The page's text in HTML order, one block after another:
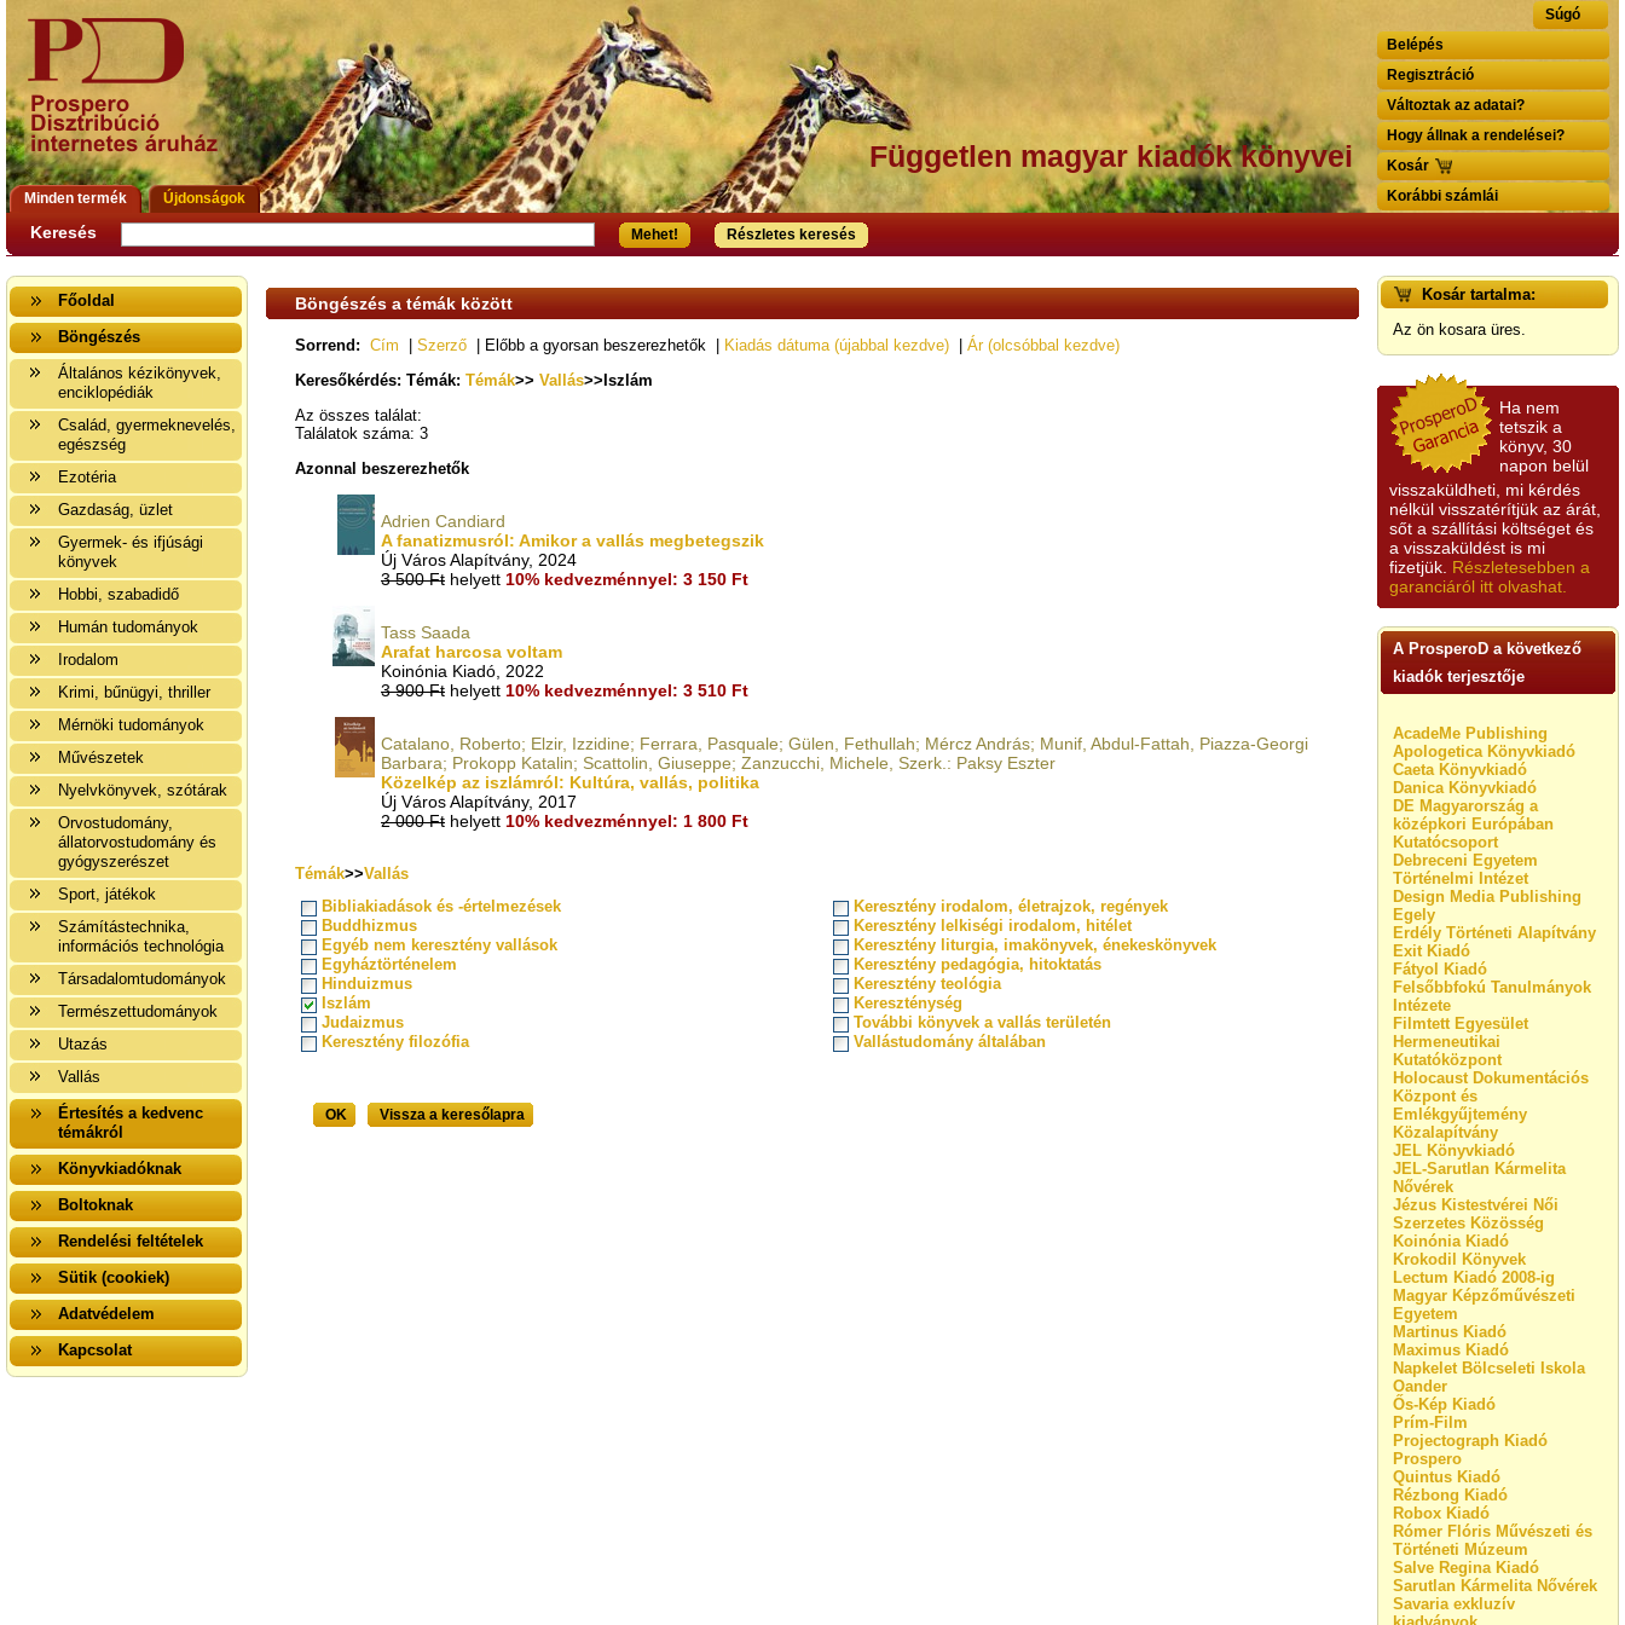
Súgó
Belépés
Regisztráció
Változtak az adatai?
Hogy állnak a rendelései?
Kosár
Korábbi számlái
Független magyar kiadók könyvei
Minden termék Újdonságok
Keresés Mehet! Részletes keresés
Főoldal
Böngészés
Általános kézikönyvek,
enciklopédiák
Család, gyermeknevelés,
egészség
Ezotéria
Gazdaság, üzlet
Gyermek- és ifjúsági
könyvek
Hobbi, szabadidő
Humán tudományok
Irodalom
Krimi, bűnügyi, thriller
Mérnöki tudományok
Művészetek
Nyelvkönyvek, szótárak
Orvostudomány,
állatorvostudomány és
gyógyszerészet
Sport, játékok
Számítástechnika,
információs technológia
Társadalomtudományok
Természettudományok
Utazás
Vallás
Értesítés a kedvenc
témákról
Könyvkiadóknak
Boltoknak
Rendelési feltételek
Sütik (cookiek)
Adatvédelem
Kapcsolat
Kosár tartalma:
Az ön kosara üres.
Ha nem
tetszik a
könyv, 30
napon belül
visszaküldheti, mi kérdés
nélkül visszatérítjük az árát,
sőt a szállítási költséget és
a visszaküldést is mi
fizetjük. Részletesebben a
garanciáról itt olvashat.
A ProsperoD a következő
kiadók terjesztője
AcadeMe Publishing
Apologetica Könyvkiadó
Caeta Könyvkiadó
Danica Könyvkiadó
DE Magyarország a
középkori Európában
Kutatócsoport
Debreceni Egyetem
Történelmi Intézet
Design Media Publishing
Egely
Erdély Történeti Alapítvány
Exit Kiadó
Fátyol Kiadó
Felsőbbfokú Tanulmányok
Intézete
Filmtett Egyesület
Hermeneutikai
Kutatóközpont
Holocaust Dokumentációs
Központ és
Emlékgyűjtemény
Közalapítvány
JEL Könyvkiadó
JEL-Sarutlan Kármelita
Nővérek
Jézus Kistestvérei Női
Szerzetes Közösség
Koinónia Kiadó
Krokodil Könyvek
Lectum Kiadó 2008-ig
Magyar Képzőművészeti
Egyetem
Martinus Kiadó
Maximus Kiadó
Napkelet Bölcseleti Iskola
Oander
Ős-Kép Kiadó
Prím-Film
Projectograph Kiadó
Prospero
Quintus Kiadó
Rézbong Kiadó
Robox Kiadó
Rómer Flóris Művészeti és
Történeti Múzeum
Salve Regina Kiadó
Sarutlan Kármelita Nővérek
Savaria exkluzív
Böngészés a témák között
Sorrend: Cím Szerző | Előbb a gyorsan beszerezhetők | Kiadás dátuma (újabbal kezdve)
Ár (olcsóbbal kezdve)
Keresőkérdés: Témák: Témák>> Vallás>>Iszlám
Az összes találat:
Találatok száma: 3
Azonnal beszerezhetők
Adrien Candiard
A fanatizmusról: Amikor a vallás megbetegszik
Új Város Alapítvány, 2024
3 500 Ft helyett 10% kedvezménnyel: 3 150 Ft
Tass Saada
Arafat harcosa voltam
Koinónia Kiadó, 2022
3 900 Ft helyett 10% kedvezménnyel: 3 510 Ft
Catalano, Roberto; Elzir, Izzidine; Ferrara, Pasquale; Gülen, Fethullah; Mércz András; Munif, Abdul-Fattah, Piazza-Georgi
Barbara; Prokopp Katalin; Scattolin, Giuseppe; Zanzucchi, Michele, Szerk.: Paksy Eszter
Közelkép az iszlámról: Kultúra, vallás, politika
Új Város Alapítvány, 2017
2 000 Ft helyett 10% kedvezménnyel: 1 800 Ft
Témák>>Vallás
Bibliakiadások és -értelmezések
Keresztény irodalom, életrajzok, regények
Buddhizmus
Keresztény lelkiségi irodalom, hitélet
Egyéb nem keresztény vallások
Keresztény liturgia, imakönyvek, énekeskönyvek
Egyháztörténelem
Keresztény pedagógia, hitoktatás
Hinduizmus
Keresztény teológia
Iszlám
Kereszténység
Judaizmus
További könyvek a vallás területén
Keresztény filozófia
Vallástudomány általában
OK Vissza a keresőlapra